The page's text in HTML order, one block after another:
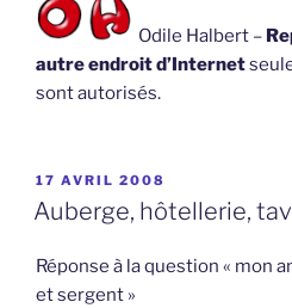
Odile Halbert –
autre endroit d’Internet
sont autorisés.
PUBLIÉ
LE
17 AVRIL 2008
Auberge, hôtellerie,
Réponse à la question « mon
et sergent »